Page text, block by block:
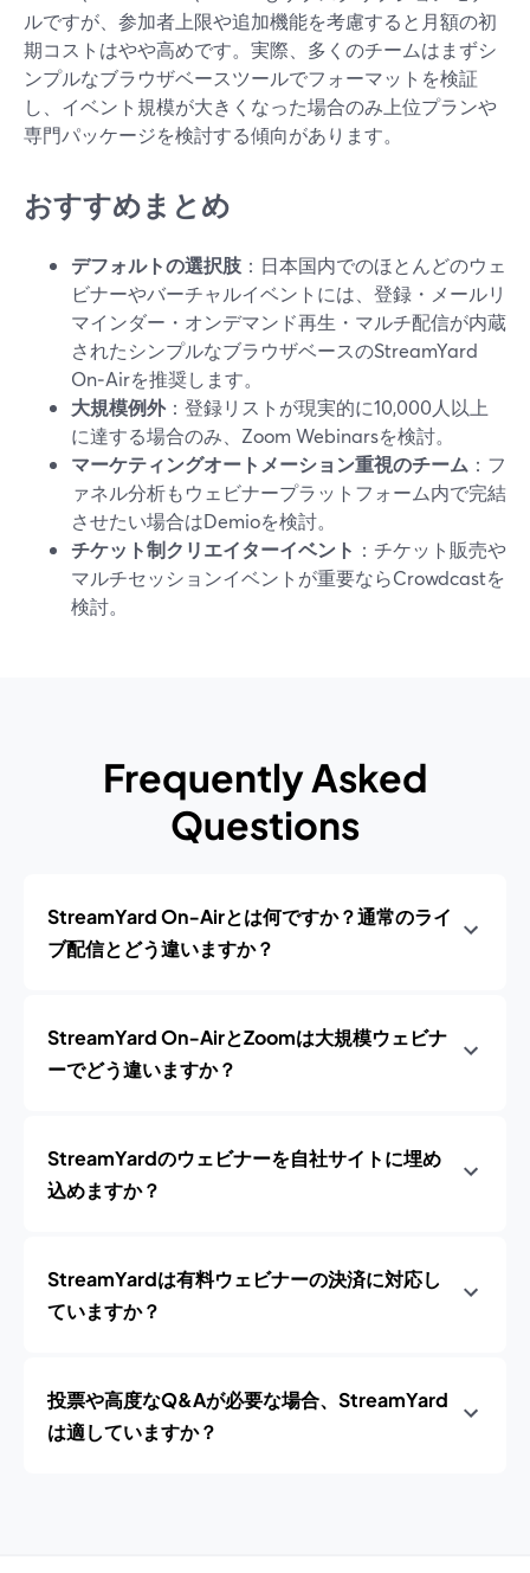
ルですが、参加者上限や追加機能を考慮すると月額の初
期コストはやや高めです。実際、多くのチームはまずシ
ンプルなブラウザベースツールでフォーマットを検証
し、イベント規模が大きくなった場合のみ上位プランや
専門パッケージを検討する傾向があります。
おすすめまとめ
デフォルトの選択肢 ：日本国内でのほとんどのウェ
ビナーやバーチャルイベントには、登録・メールリ
マインダー・オンデマンド再生・マルチ配信が内蔵
されたシンプルなブラウザベースのStreamYard
On‑Airを推奨します。
大規模例外：登録リストが現実的に10,000人以上
に達する場合のみ、Zoom Webinarsを検討。
マーケティングオートメーション重視のチーム ：フ
ァネル分析もウェビナープラットフォーム内で完結
させたい場合はDemioを検討。
チケット制クリエイターイベント ：チケット販売や
マルチセッションイベントが重要ならCrowdcastを
検討。
Frequently Asked
Questions
StreamYard On‑Airとは何ですか？通常のライ
ブ配信とどう違いますか？
StreamYard On‑AirとZoomは大規模ウェビナ
ーでどう違いますか？
StreamYardのウェビナーを自社サイトに埋め
込めますか？
StreamYardは有料ウェビナーの決済に対応し
ていますか？
投票や高度なQ&Aが必要な場合、StreamYard
は適していますか？